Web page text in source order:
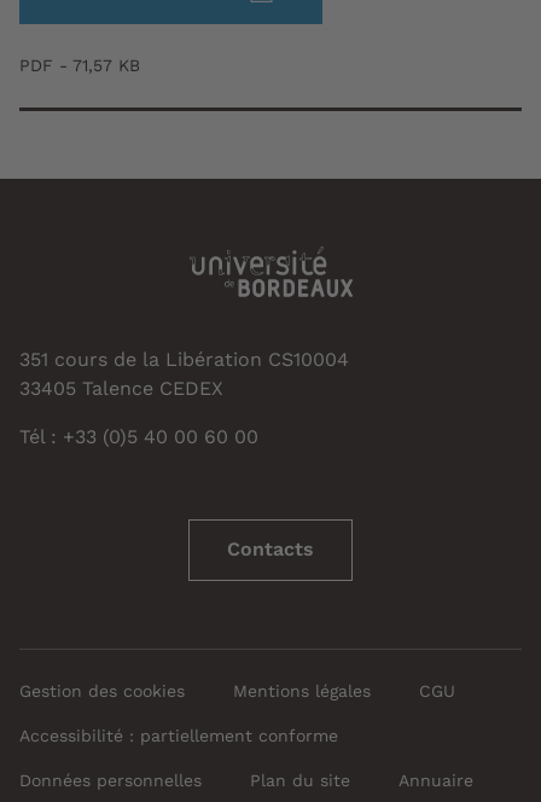
PDF - 71,57 KB
351 cours de la Libération CS10004
33405 Talence CEDEX
Tél : +33 (0)5 40 00 60 00
Contacts
Gestion des cookies Mentions légales CGU
Accessibilité : partiellement conforme
Données personnelles Plan du site Annuaire